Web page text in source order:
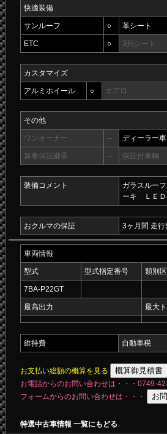
快適装備
サンルーフ ○ 革シート
ETC ○ 3列シート
カスタマイズ
アルミホイール ○ エアロ
その他
ワンオーナー -- ディーラー車
新車保証継承 -- 保証付車輌
装備コメント
ガラスルー
ーキ ＬＥＤ
おクルマの保証 3ヶ月間 走行
車両情報
型式 型式指定番号 類別
7BA-P22GT
最高出力 最大
維持費 自動車税
お支払い総額の概算を見る
お電話からのお問い合わせは・・・0749-
フォームからのお問い合わせは・・・
特選中古車情報 一覧にもどる